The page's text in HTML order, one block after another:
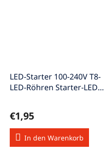
LED-Starter 100-240V T8-
LED-Röhren Starter-LED-
€1,95
In den Warenkorb